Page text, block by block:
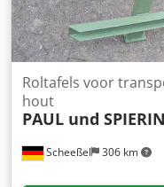
Scheeßel 306 km
Roltafels voor
hout
PAUL und